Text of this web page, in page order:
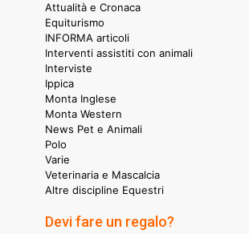
Attualità e Cronaca
Equiturismo
INFORMA articoli
Interventi assistiti con animali
Interviste
Ippica
Monta Inglese
Monta Western
News Pet e Animali
Polo
Varie
Veterinaria e Mascalcia
Altre discipline Equestri
Devi fare un regalo?